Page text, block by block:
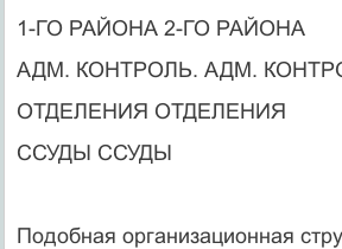
1-ГО РАЙОНА 2-ГО РАЙОНА
АДМ. КОНТРОЛЬ. АДМ.
ОТДЕЛЕНИЯ ОТДЕЛЕНИЯ
ССУДЫ ССУДЫ
Подобная организационная